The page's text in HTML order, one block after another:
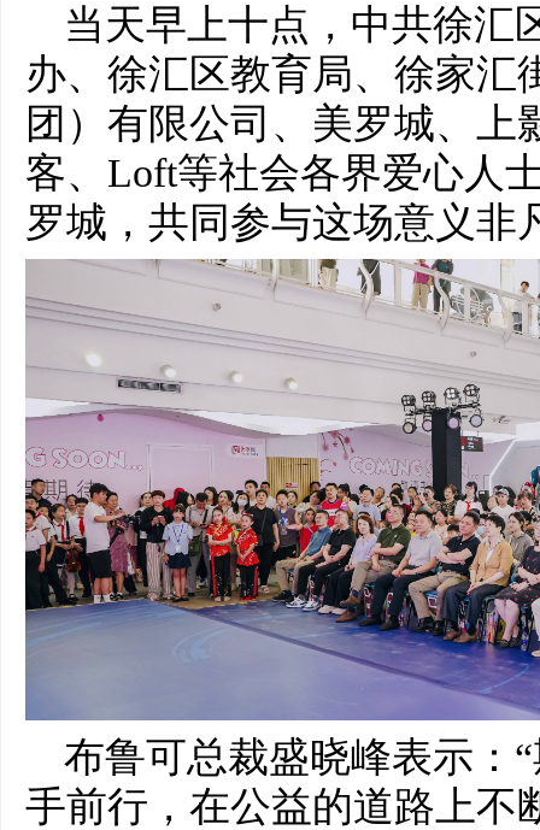
当天早上十点， 中共徐汇
办、徐汇区教育局、徐家汇
团）有限公司、美罗城、上
客、Loft等社会各界爱心人
罗城，共同参与这场意义非
布鲁可总裁盛晓峰表示：
手前行，在公益的道路上不